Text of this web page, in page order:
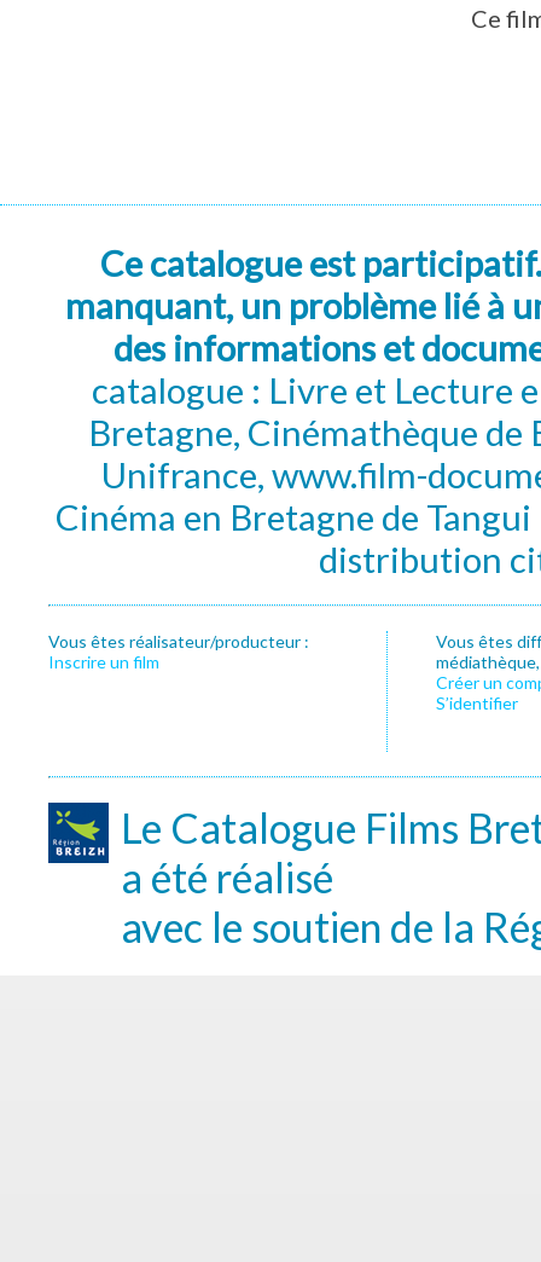
Ce
Ce catalogue est
manquant, un problème lié à
des informations et
catalogue : Livre et Lecture
Bretagne, Cinémathèque de
Unifrance, www.film-
Cinéma en Bretagne de
distribution
Vous êtes réalisateur/producteur :
Inscrire un film
Vous êtes
Créer un
S’identifier
Le Catalogue Films
a été réalisé
avec le soutien de la